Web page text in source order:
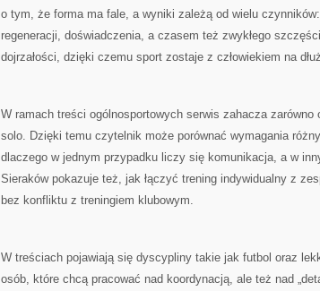
o tym, że forma ma fale, a wyniki zależą od wielu
regeneracji, doświadczenia, a czasem też zwykłego
dojrzałości, dzięki czemu sport zostaje z człowiekiem na
W ramach treści ogólnosportowych serwis zahacza zarówno
solo. Dzięki temu czytelnik może porównać wymagania
dlaczego w jednym przypadku liczy się komunikacja, a w
Sieraków pokazuje też, jak łączyć trening indywidualny z
bez konfliktu z treningiem klubowym.
W treściach pojawiają się dyscypliny takie jak futbol oraz
osób, które chcą pracować nad koordynacją, ale też nad